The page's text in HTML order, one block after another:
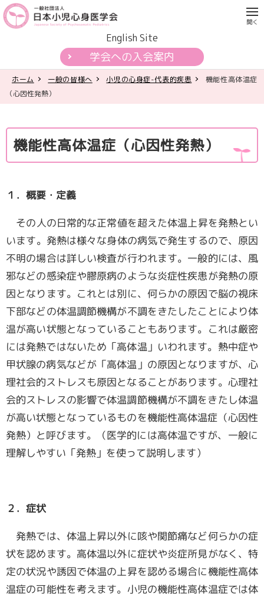
English Site
学会への入会案内
学会について
学会認定制度
公開資料・提言
一般の皆様へ
会員専用ページ
ホーム 一般の皆様へ 小児の心身症-代表的疾患
機能性高体温症
（心因性発熱）
機能性高体温症（心因性発熱）
１．概要・定義
その人の日常的な正常値を超えた体温上昇を発熱とい
います。発熱は様々な身体の病気で発生するので、原因
不明の場合は詳しい検査が行われます。一般的には、風
邪などの感染症や膠原病のような炎症性疾患が発熱の原
因となります。これとは別に、何らかの原因で脳の視床
下部などの体温調節機構が不調をきたしたことにより体
温が高い状態となっていることもあります。これは厳密
には発熱ではないため「高体温」いわれます。熱中症や
甲状腺の病気などが「高体温」の原因となりますが、心
理社会的ストレスも原因となることがあります。心理社
会的ストレスの影響で体温調節機構が不調をきたし体温
が高い状態となっているものを機能性高体温症（心因性
発熱）と呼びます。（医学的には高体温ですが、一般に
理解しやすい「発熱」を使って説明します）
２．症状
発熱では、体温上昇以外に咳や関節痛など何らかの症
状を認めます。高体温以外に症状や炎症所見がなく、特
定の状況や誘因で体温の上昇を認める場合に機能性高体
温症の可能性を考えます。小児の機能性高体温症では体